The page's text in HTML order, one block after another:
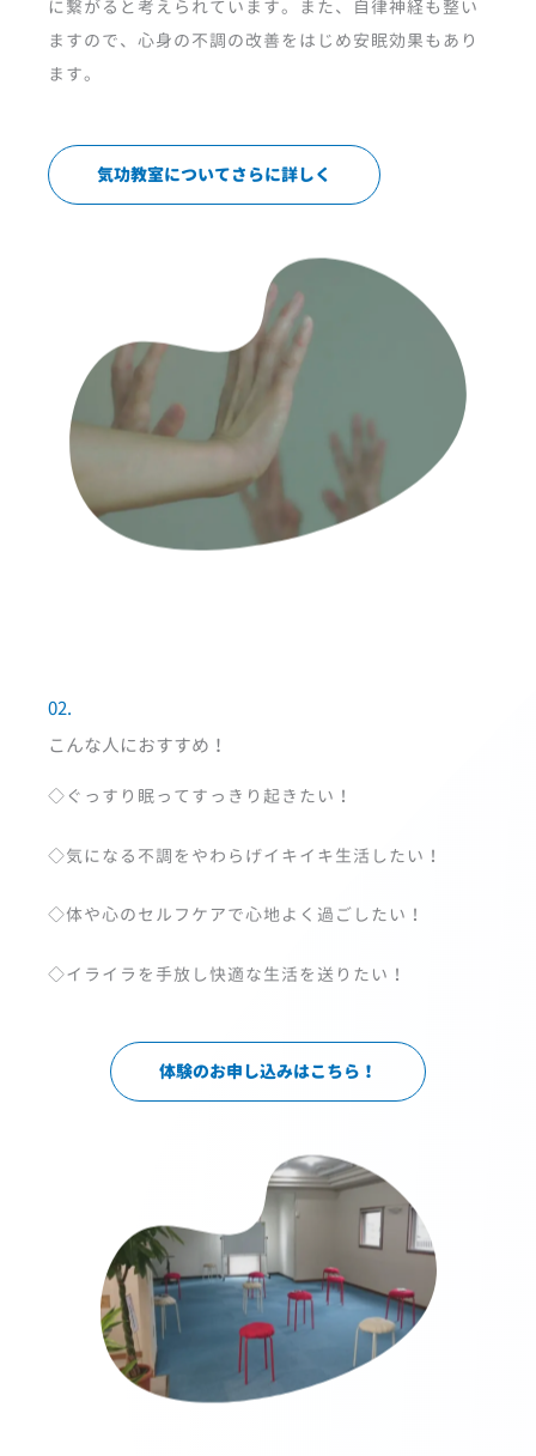
に繋がると考えられています。また、自律神経も整い
ますので、心身の不調の改善をはじめ安眠効果もあり
ます。
気功教室についてさらに詳しく
02.
こんな人におすすめ！
◇ぐっすり眠ってすっきり起きたい！
◇気になる不調をやわらげイキイキ生活したい！
◇体や心のセルフケアで心地よく過ごしたい！
◇イライラを手放し快適な生活を送りたい！
体験のお申し込みはこちら！